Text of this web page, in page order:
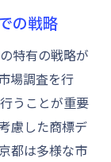
の戦略
特有の戦略が
場調査を行
うことが重要
慮した商標デ
都は多様な市